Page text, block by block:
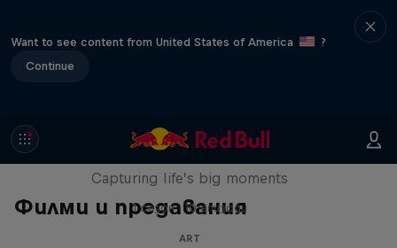
Want to see content from United States of America
?
Continue
Филми и предавания
We Are All Stories
Capturing life’s big moments
1 сезон · 10 епизоди
ART